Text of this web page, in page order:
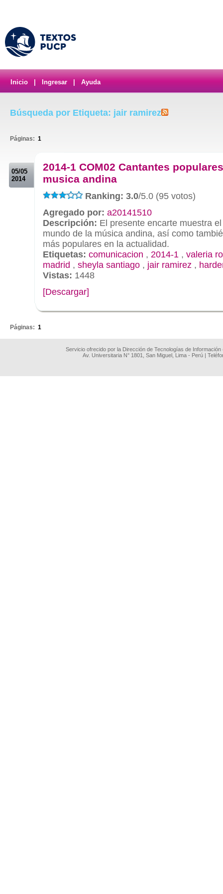
Inicio Ingresar Ayuda
Búsqueda por Etiqueta: jair ramirez
Páginas: 1
05/05
2014
2014-1 COM02 Cantantes
musica andina
Ranking: 3.0/5.0 (95 votos)
Agregado por: a20141510
Descripción: El presente encarte muestra
mundo de la música andina, así como
más populares en la actualidad.
Etiquetas: comunicacion , 2014-1 , valeria
madrid , sheyla santiago , jair ramirez ,
Vistas: 1448
[Descargar]
Páginas: 1
Servicio ofrecido por la Dirección de Tecnologías de
Av. Universitaria N° 1801, San Miguel, Lima - Perú |